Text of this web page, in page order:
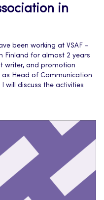
in
been working at VSAF –
Finland for almost 2 years
writer, and promotion
Head of Communication
will discuss the activities